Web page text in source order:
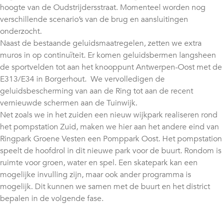
hoogte van de Oudstrijdersstraat. Momenteel worden nog
verschillende scenario’s van de brug en aansluitingen
onderzocht.
Naast de bestaande geluidsmaatregelen, zetten we extra
muros in op continuïteit. Er komen geluidsbermen langsheen
de sportvelden tot aan het knooppunt Antwerpen-Oost met de
E313/E34 in Borgerhout. We vervolledigen de
geluidsbescherming van aan de Ring tot aan de recent
vernieuwde schermen aan de Tuinwijk.
Net zoals we in het zuiden een nieuw wijkpark realiseren rond
het pompstation Zuid, maken we hier aan het andere eind van
Ringpark Groene Vesten een Pomppark Oost. Het pompstation
speelt de hoofdrol in dit nieuwe park voor de buurt. Rondom is
ruimte voor groen, water en spel. Een skatepark kan een
mogelijke invulling zijn, maar ook ander programma is
mogelijk. Dit kunnen we samen met de buurt en het district
bepalen in de volgende fase.